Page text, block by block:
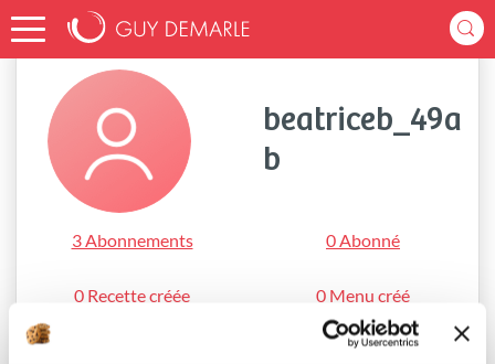
Accueil beatriceb_49ab
beatriceb_49a
b
3 Abonnements 0 Abonné
0 Recette créée 0 Menu créé